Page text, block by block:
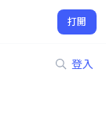
打開
登入